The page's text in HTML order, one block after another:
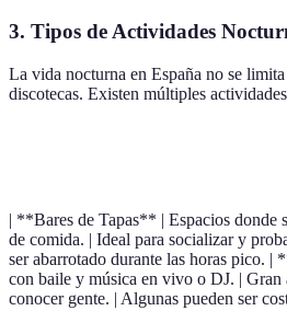
3. Tipos de Actividades
La vida nocturna en España no se
discotecas. Existen múltiples
| **Bares de Tapas** | Espacios donde
de comida. | Ideal para socializar y
ser abarrotado durante las horas pico.
con baile y música en vivo o DJ. |
conocer gente. | Algunas pueden ser